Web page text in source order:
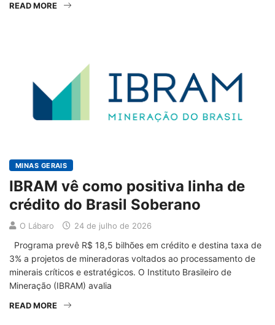
READ MORE
MINAS GERAIS
IBRAM vê como positiva linha de
crédito do Brasil Soberano
O Lábaro 24 de julho de 2026
Programa prevê R$ 18,5 bilhões em crédito e destina taxa de
3% a projetos de mineradoras voltados ao processamento de
minerais críticos e estratégicos. O Instituto Brasileiro de
Mineração (IBRAM) avalia
READ MORE